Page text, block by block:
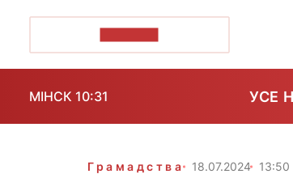
МІНСК 10:31 УСЕ
Грамадства 18.07.2024 13:50